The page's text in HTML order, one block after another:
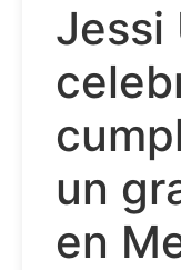
Jessi
un
en